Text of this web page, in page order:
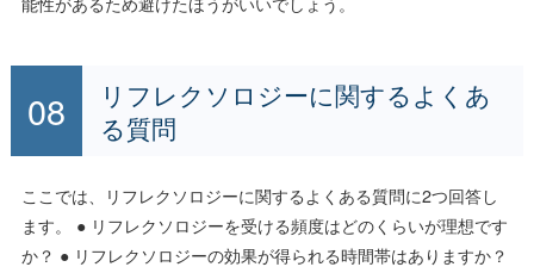
リフレクソロジーに関するよくあ
る質問
ここでは、リフレクソロジーに関するよくある質問に2つ回答し
ます。 ● リフレクソロジーを受ける頻度はどのくらいが理想です
か？ ● リフレクソロジーの効果が得られる時間帯はありますか？